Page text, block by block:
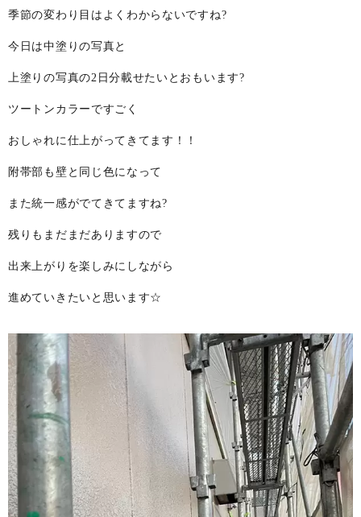
季節の変わり目はよくわからないですね?
今日は中塗りの写真と
上塗りの写真の2日分載せたいとおもいます?
ツートンカラーですごく
おしゃれに仕上がってきてます！！
附帯部も壁と同じ色になって
また統一感がでてきてますね?
残りもまだまだありますので
出来上がりを楽しみにしながら
進めていきたいと思います☆